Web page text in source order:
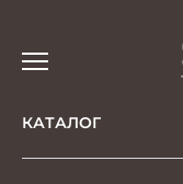
КАТАЛОГ